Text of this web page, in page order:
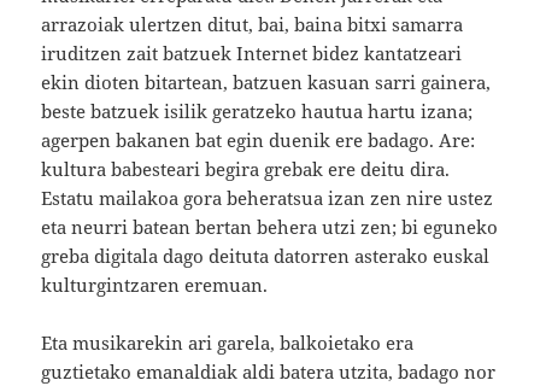
arrazoiak ulertzen ditut, bai, baina bitxi samarra
iruditzen zait batzuek Internet bidez kantatzeari
ekin dioten bitartean, batzuen kasuan sarri gainera,
beste batzuek isilik geratzeko hautua hartu izana;
agerpen bakanen bat egin duenik ere badago. Are:
kultura babesteari begira grebak ere deitu dira.
Estatu mailakoa gora beheratsua izan zen nire ustez
eta neurri batean bertan behera utzi zen; bi eguneko
greba digitala dago deituta datorren asterako euskal
kulturgintzaren eremuan.
Eta musikarekin ari garela, balkoietako era
guztietako emanaldiak aldi batera utzita, badago nor